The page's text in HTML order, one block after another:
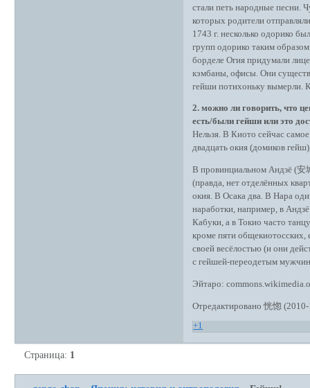
стали петь народные песни.
которых родители
1743 г. несколько одорико
групп одорико таким
борделе Огия придумали
кэмбаны, офисы. Они
гейши потихоньку вымерли.
2. можно ли говорить, что
есть/были гейши или это
Нельзя. В Киото сейчас
двадцать окия (домиков
В провинциальном Андзё (安
(правда, нет отделённых
окия. В Осака два. В Нара
наработки, например, в
Кабуки, а в Токио часто
кроме пяти
своей весёлостью (и они
с гейшей-переодетым
Эйтаро:
Отредактировано 恍惚
+1
Страница: 1